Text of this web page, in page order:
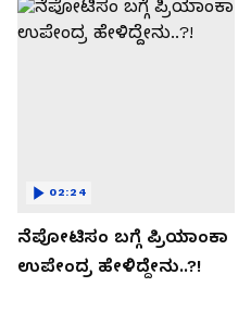
ನೆಪೋಟಿಸಂ ಬಗ್ಗೆ ಪ್ರಿಯಾಂಕಾ
ಉಪೇಂದ್ರ ಹೇಳಿದ್ದೇನು..?!
02:24